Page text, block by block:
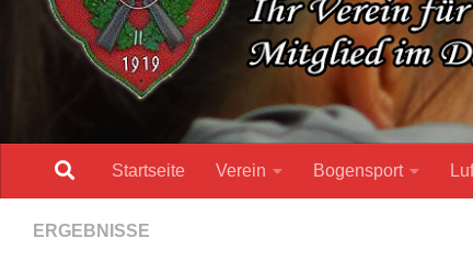
Startseite Verein Bogensport
ERGEBNISSE